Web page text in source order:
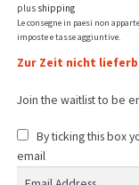
plus shipping
Le consegne in paesi non
imposte e tasse aggiuntive.
Zur Zeit nicht
Join the waitlist to be
By ticking this box
email